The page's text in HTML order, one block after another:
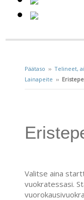
Päätaso ›› Telineet,
Lainapeite ››
Valitse aina
vuokratessasi.